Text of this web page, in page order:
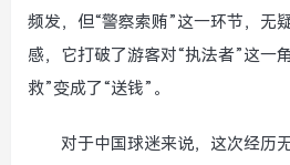
频发，但“警察索贿”这一环节，无
感，它打破了游客对“执法者”这一
救”变成了“送钱”。
对于中国球迷来说，这次经历